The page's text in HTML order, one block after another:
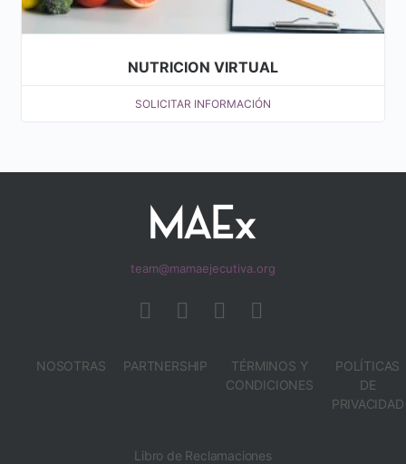
NUTRICION VIRTUAL
SOLICITAR INFORMACIÓN
team@mamaejecutiva.org
NOSOTRAS PARTNERSHIP
TÉRMINOS Y
CONDICIONES
POLÍTICAS
DE
PRIVACIDAD
Libro de Reclamaciones